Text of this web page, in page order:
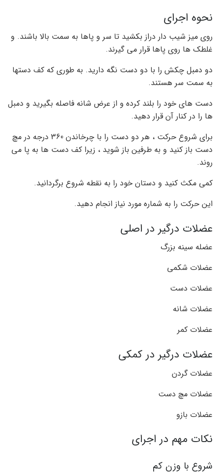
نحوه اجرای
روی میز شیب دار دراز بکشید تا سر و پاها به سمت بالا باشند. و
غلطک ها روی پاها قرار می گیرند.
دو دمبل چکش را با دو دست نگه دارید. به طوری که کف دستها
به سمت سر هستند.
دست های خود را بلند کرده و از عرض شانه فاصله بگیرید و دمبل
ها را در کنار آن قرار دهید.
برای شروع حرکت ، هر دو دست را با چرخاندن 360 درجه در مچ
دست باز کنید و به طرفین باز شوید ، زیرا کف دست ها به پا می
روند.
کمی مکث کنید و دستان خود را به نقطه شروع برگردانید.
این حرکت را به شماره مورد نیاز انجام دهید.
عضلات درگیر در اصلی
عضله سینه بزرگ
عضلات شکمی
عضلات دست
عضلات شانه
عضلات کمر
عضلات درگیر در کمکی
عضلات گردن
عضلات مچ دست
عضلات بازو
نکات مهم در اجرای
شروع با وزن کم